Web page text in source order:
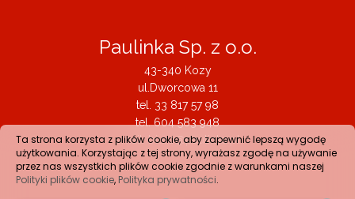
Paulinka Sp. z o.o.
43-340 Kozy
ul.Dworcowa 11
tel. 33 817 57 98
tel.604 583 948
email:biuro@paulinka.pl
Ta strona korzysta z plików cookie, aby zapewnić lepszą wygodę
użytkowania. Korzystając z tej strony, wyrażasz zgodę na używanie
przez nas wszystkich plików cookie zgodnie z warunkami naszej
Polityki plików cookie, Polityka prywatności.